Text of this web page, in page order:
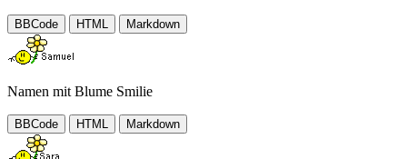
BBCode HTML Markdown
Namen mit Blume Smilie
BBCode HTML Markdown